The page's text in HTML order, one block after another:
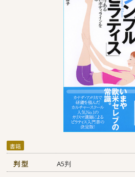
書籍
判 型
A5判